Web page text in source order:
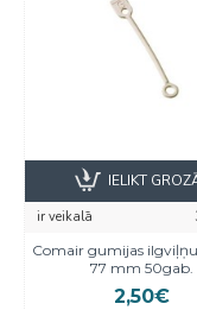
ir veikalā
Comair gumijas
77 mm 50gab.
2,50€
IELIKT